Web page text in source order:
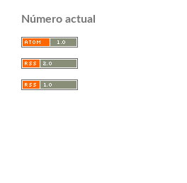
Número actual